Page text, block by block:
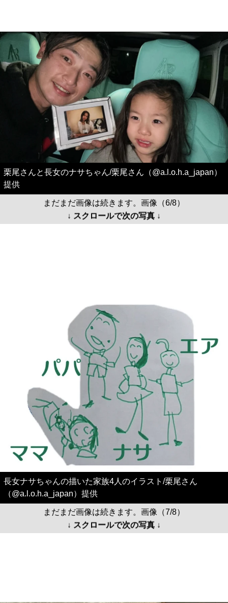
栗尾さんと長女のナサちゃん/栗尾さん（@a.l.o.h.a_japan）
まだまだ画像は続きます。画像（6/8）
↓ スクロールで次の写真 ↓
長女ナサちゃんの描いた家族4人のイラスト/栗尾さん
（@a.l.o.h.a_japan）提供
まだまだ画像は続きます。画像（7/8）
↓ スクロールで次の写真 ↓